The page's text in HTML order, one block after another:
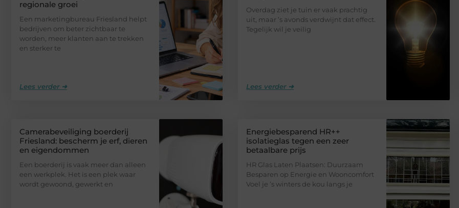
regionale groei
Een marketingbureau Friesland helpt
bedrijven om beter zichtbaar te
worden, meer klanten aan te trekken
en sterker te
Lees verder ➜
Overdag ziet je tuin er vaak prachtig
uit, maar ’s avonds verdwijnt dat effect.
Tegelijk wil je veilig
Lees verder ➜
Camerabeveiliging boerderij
Friesland: bescherm je erf, dieren
en eigendommen
Een boerderij is vaak meer dan alleen
een werkplek. Het is een plek waar
wordt gewoond, gewerkt en
Energiebesparend HR++
isolatieglas tegen een zeer
betaalbare prijs
HR Glas Laten Plaatsen: Duurzaam
Besparen op Energie en Wooncomfort
Voel je ’s winters de kou langs je